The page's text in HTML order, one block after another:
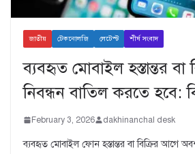
জাতীয় টেকনোলজি লেটেস্ট শীর্ষ সংবাদ
ব্যবহৃত মোবাইল হস্তান্তর বা
নিবন্ধন বাতিল করতে হবে:
February 3, 2026 dakhinanchal desk
ব্যবহৃত মোবাইল ফোন হস্তান্তর বা বিক্রির আগে